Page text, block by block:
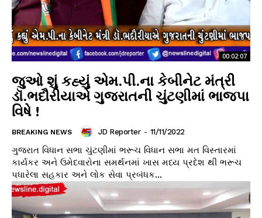
00:02:07
જુઓ શું કહ્યું એમ.પી.ના કેબીનેટ મંત્રી
ડૉ.ભદૌરીયાએ ગુજરાતની ચુંટણીમાં ભાજપા
વિષે !
BREAKING NEWS JD Reporter - 11/11/2022
ગુજરાત વિધાન સભા ચુંટણીમાં ભરૂચ વિધાન સભા મત વિસ્તારમાં
કાર્યકર અને ઉમેદવારોના સમર્થનમાં ખાસ મધ્ય પ્રદેશ થી ભરૂચ
પધારેલા સહકાર અને લોક સેવા પ્રબંધક...